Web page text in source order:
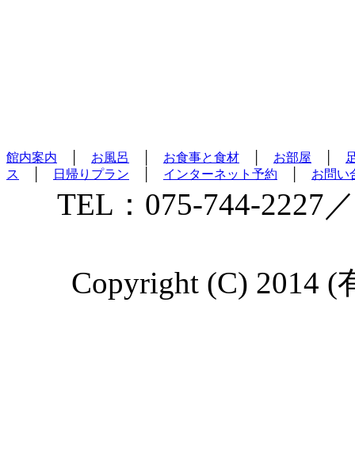
館内案内 お風呂 お食事と食材 お部屋
ス
日帰りプラン インターネット予約 お問い
TEL：075-744-2227
Copyright (C) 2014 (